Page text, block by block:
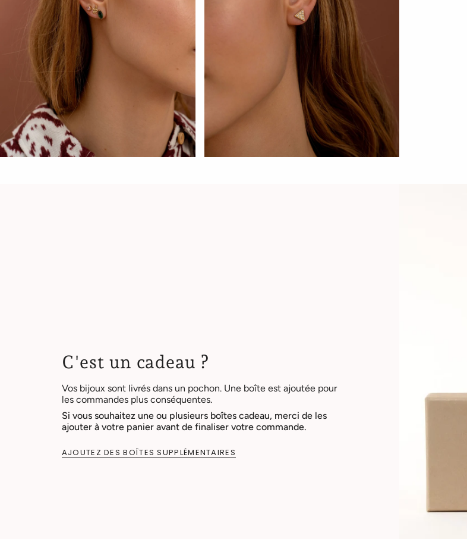
C'est un cadeau ?
Vos bijoux sont livrés dans un pochon. Une boîte est ajoutée pour
les commandes plus conséquentes.
Si vous souhaitez une ou plusieurs boîtes cadeau, merci de les
ajouter à votre panier avant de finaliser votre commande.
AJOUTEZ DES BOÎTES SUPPLÉMENTAIRES
Pour en savoir plus sur la manière dont nous traitons vos
données à des fins de communication marketing, consultez